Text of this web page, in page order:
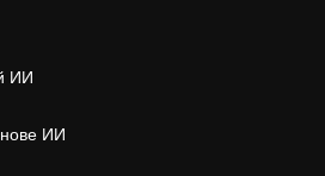
ИИ
ИИ